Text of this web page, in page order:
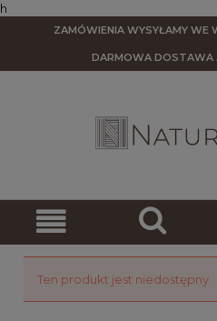
h
ZAMÓWIENIA WYSYŁAMY WE
DARMOWA DOSTAWA
Ten produkt jest niedostępny.